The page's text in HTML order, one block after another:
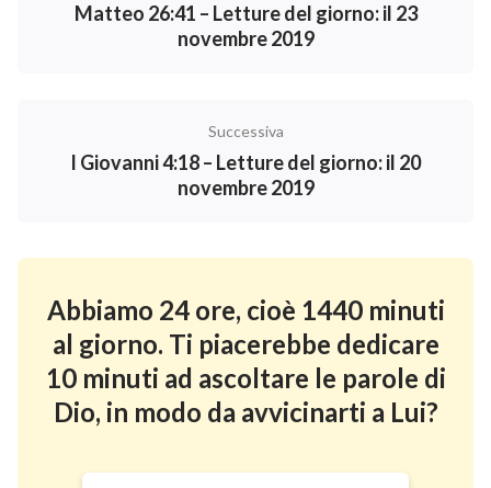
Matteo 26:41 – Letture del giorno: il 23
novembre 2019
Successiva
I Giovanni 4:18 – Letture del giorno: il 20
novembre 2019
Abbiamo 24 ore, cioè 1440 minuti
al giorno. Ti piacerebbe dedicare
10 minuti ad ascoltare le parole di
Dio, in modo da avvicinarti a Lui?